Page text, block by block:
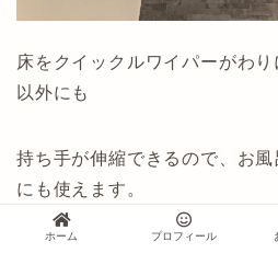
床をクイックルワイパーがわ
以外にも
持ち手が伸縮できるので、お
にも使えます。
ホーム プロフィール